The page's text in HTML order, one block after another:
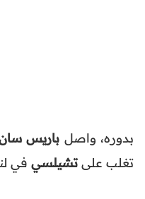
بدوره، واصل باريس
تغلب علىتشيلسي في